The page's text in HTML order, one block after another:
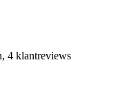
4 klantreviews